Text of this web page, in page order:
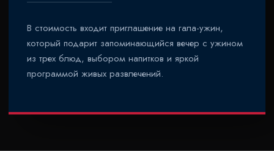
В стоимость входит приглашение на гала-ужин,
который подарит запоминающийся вечер с ужином
из трех блюд, выбором напитков и яркой
программой живых развлечений.